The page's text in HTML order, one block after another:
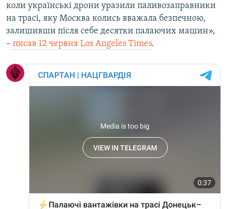
коли українські дрони уразили паливозаправники
на трасі, яку Москва колись вважала безпечною,
залишивши після себе десятки палаючих машин»,
– писав 12 червня Los Angeles Times.